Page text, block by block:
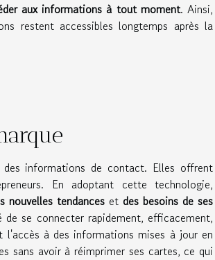
aux informations à tout moment. Ainsi,
restent accessibles longtemps après la
informations de contact. Elles offrent
En adoptant cette technologie,
nouvelles tendances et des besoins de ses
se connecter rapidement, efficacement,
à des informations mises à jour en
sans avoir à réimprimer ses cartes, ce qui